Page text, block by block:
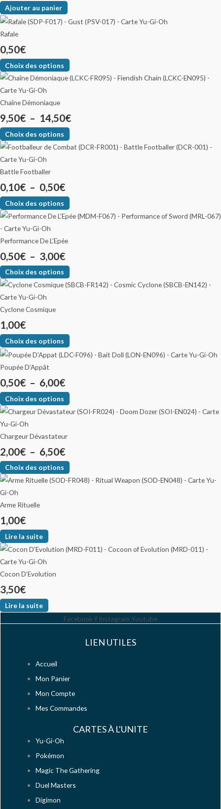
Ajouter au panier
Rafale
0,50€
Choix des options
Chaîne Démoniaque
9,50€ – 14,50€
Choix des options
Battle Footballer
0,10€ – 0,50€
Choix des options
Performance De L’Epée
0,50€ – 3,00€
Choix des options
Cyclone Cosmique
1,00€
Choix des options
Poupée D’Appât
0,50€ – 6,00€
Choix des options
Chargeur Dévastateur
2,00€ – 6,50€
Choix des options
Arme Rituelle
1,00€
Lire la suite
Cocon D’Evolution
3,50€
Lire la suite
Facebook-f Instagram Youtube
LIEN UTILES
Accueil
Mon Panier
Mon Compte
Mes Commandes
CARTES À L'UNITE
Yu-Gi-Oh
Pokémon
Magic The Gathering
Duel Masters
Digimon